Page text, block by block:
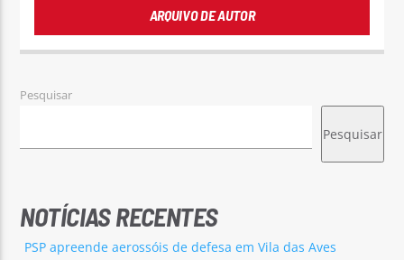
ARQUIVO DE AUTOR
Pesquisar
Pesquisar
NOTÍCIAS RECENTES
PSP apreende aerossóis de defesa em Vila das Aves